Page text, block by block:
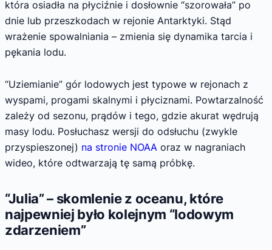
która osiadła na płyciźnie i dosłownie “szorowała” po
dnie lub przeszkodach w rejonie Antarktyki. Stąd
wrażenie spowalniania – zmienia się dynamika tarcia i
pękania lodu.
“Uziemianie” gór lodowych jest typowe w rejonach z
wyspami, progami skalnymi i płyciznami. Powtarzalność
zależy od sezonu, prądów i tego, gdzie akurat wędrują
masy lodu. Posłuchasz wersji do odsłuchu (zwykle
przyspieszonej) na stronie NOAA oraz w nagraniach
wideo, które odtwarzają tę samą próbkę.
“Julia” – skomlenie z oceanu, które
najpewniej było kolejnym “lodowym
zdarzeniem”